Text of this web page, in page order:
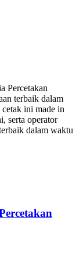
Percetakan
terbaik dalam
ini made in
serta operator
dalam waktu